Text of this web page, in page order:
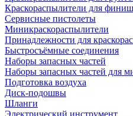
Краскораспылители для
Сервисные пистолеты
Миникраскораспылители
Принадлежности для
Быстросъёмные соединения
Наборы запасных частей
Наборы запасных частей для
Подготовка воздуха
Диск-подошвы
Шланги
Электрический инструмент